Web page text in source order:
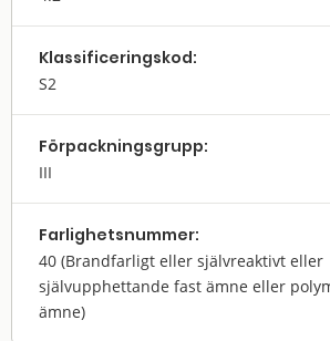
Klassifi­cerings­kod:
S2
Förpack­nings­grupp:
III
Farlighets­nummer:
40 (Brandfarligt eller självreaktivt eller
självupphettande fast ämne eller
ämne)